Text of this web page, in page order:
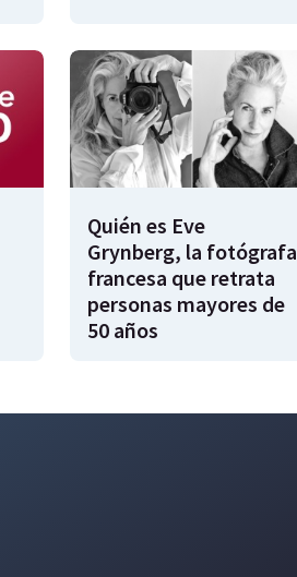
Quién es Eve
Grynberg, la fotógrafa
francesa que retrata
personas mayores de
50 años